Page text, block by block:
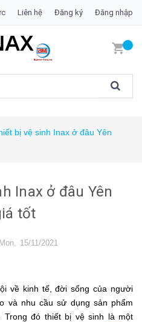
Liên hệ Đăng ký Đăng nhập
bị vệ sinh Inax ở đâu Yên
Inax ở đâu Yên
tốt
15/11/2021
về kinh tế, đời sống của người
và nhu cầu sử dụng sản phẩm
Trong đó thiết bị vệ sinh là một